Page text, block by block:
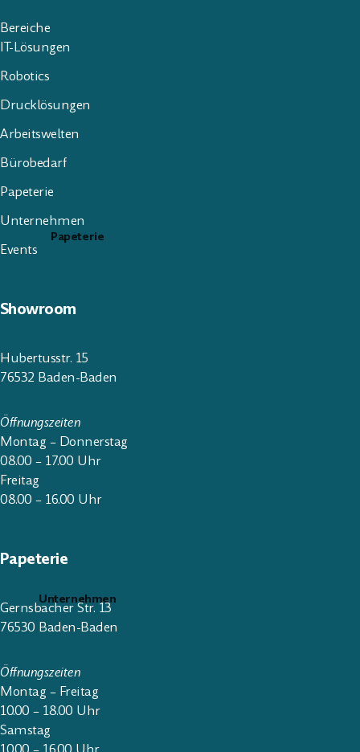
Papeterie
Unternehmen
Bereiche
IT-Lösungen
Robotics
Drucklösungen
Arbeitswelten
Bürobedarf
Papeterie
Unternehmen
Events
Showroom
Hubertusstr. 15
76532 Baden-Baden
Öffnungszeiten
Montag – Donnerstag
08.00 – 17.00 Uhr
Freitag
08.00 – 16.00 Uhr
Papeterie
Gernsbacher Str. 13
76530 Baden-Baden
Öffnungszeiten
Montag – Freitag
10.00 – 18.00 Uhr
Samstag